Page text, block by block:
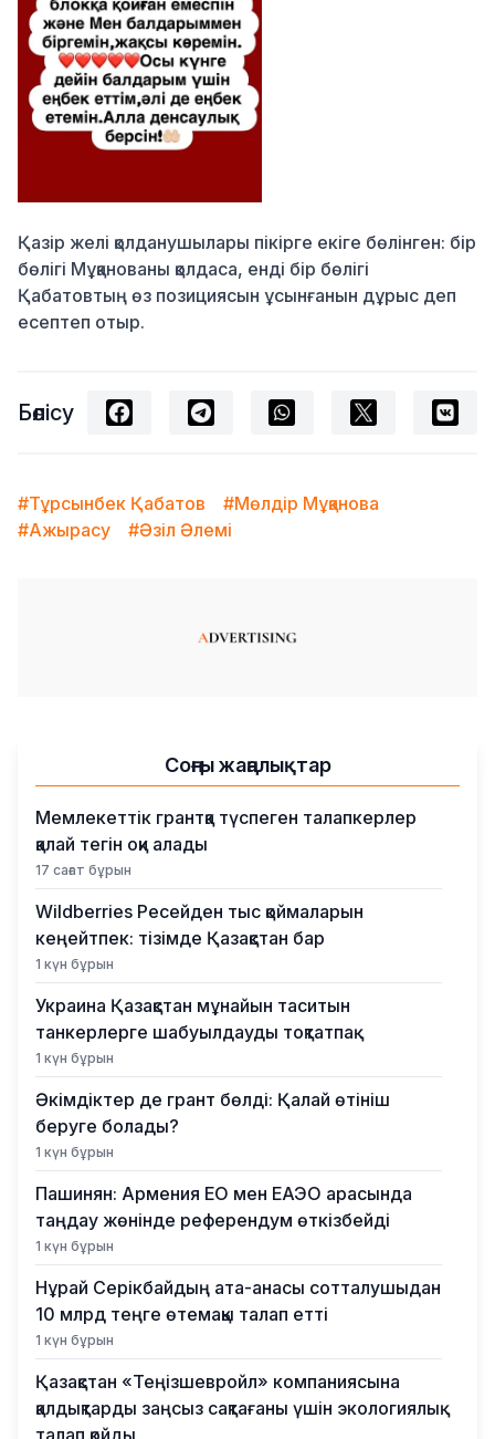
Қазір желі қолданушылары пікірге екіге бөлінген: бір
бөлігі Мұқанованы қолдаса, енді бір бөлігі
Қабатовтың өз позициясын ұсынғанын дұрыс деп
есептеп отыр.
Бөлісу
#Тұрсынбек Қабатов
#Мөлдір Мұқанова
#Ажырасу
#Әзіл Әлемі
Соңғы жаңалықтар
Мемлекеттік грантқа түспеген талапкерлер
қалай тегін оқи алады
17 сағат бұрын
Wildberries Ресейден тыс қоймаларын
кеңейтпек: тізімде Қазақстан бар
1 күн бұрын
Украина Қазақстан мұнайын таситын
танкерлерге шабуылдауды тоқтатпақ
1 күн бұрын
Әкімдіктер де грант бөлді: Қалай өтініш
беруге болады?
1 күн бұрын
Пашинян: Армения ЕО мен ЕАЭО арасында
таңдау жөнінде референдум өткізбейді
1 күн бұрын
Нұрай Серікбайдың ата-анасы сотталушыдан
10 млрд теңге өтемақы талап етті
1 күн бұрын
Қазақстан «Теңізшевройл» компаниясына
қалдықтарды заңсыз сақтағаны үшін экологиялық